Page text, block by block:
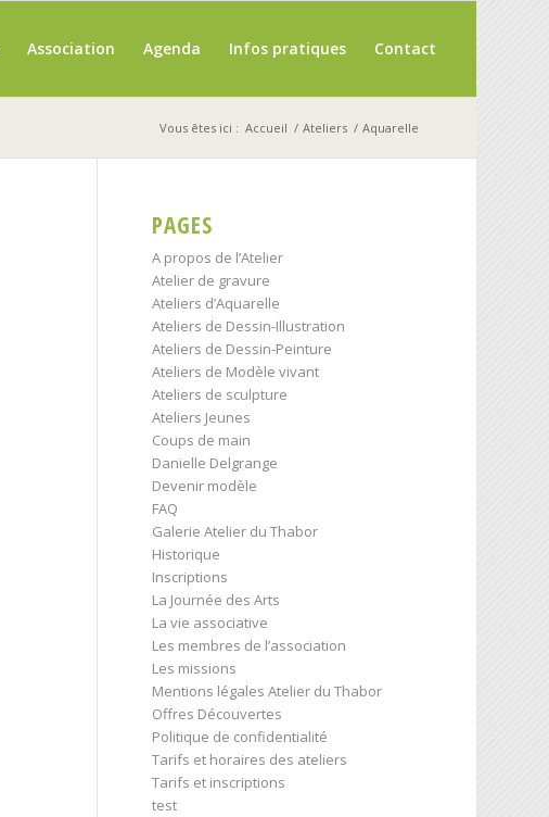
Association Agenda Infos pratiques Contact
Vous êtes ici : Accueil / Ateliers / Aquarelle
PAGES
A propos de l’Atelier
Atelier de gravure
Ateliers d’Aquarelle
Ateliers de Dessin-Illustration
Ateliers de Dessin-Peinture
Ateliers de Modèle vivant
Ateliers de sculpture
Ateliers Jeunes
Coups de main
Danielle Delgrange
Devenir modèle
FAQ
Galerie Atelier du Thabor
Historique
Inscriptions
La Journée des Arts
La vie associative
Les membres de l’association
Les missions
Mentions légales Atelier du Thabor
Offres Découvertes
Politique de confidentialité
Tarifs et horaires des ateliers
Tarifs et inscriptions
test